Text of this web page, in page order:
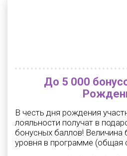
До 5 000
В честь дня рождения
лояльности получат в
бонусных баллов! Величина
уровня в программе (общая